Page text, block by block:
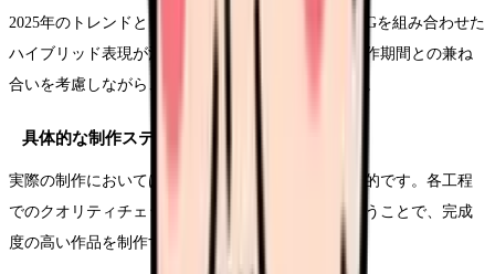
2025年のトレンドとして、2Dアニメーションに3DCGを組み合わせた
ハイブリッド表現が注目を集めています。予算や制作期間との兼ね
合いを考慮しながら、最適なスタイルを選択します。
具体的な制作ステップ
実際の制作においては、段階的なアプローチが効果的です。各工程
でのクオリティチェックと、必要に応じた修正を行うことで、完成
度の高い作品を制作することができます。